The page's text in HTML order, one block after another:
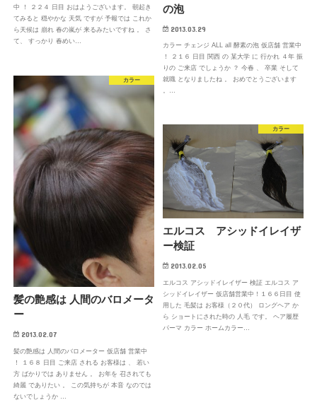
中 ！ ２２４ 日目 おはようございます。 朝起き
てみると 穏やかな 天気 ですが 予報では これか
ら天候は 崩れ 春の嵐が 来るみたいですね 。 さ
て、 すっかり 春めい…
の泡
2013.03.29
カラー チェンジ ALL all 酵素の泡 仮店舗 営業中
！ ２１６ 日目 関西 の 某大学 に 行かれ ４年 振
りの ご来店 でしょうか ？ 今春 、 卒業 そして
就職 となりましたね 。 おめでとうございます
。…
カラー
髪の艶感は 人間のバロメータ
ー
2013.02.07
髪の艶感は 人間のバロメーター 仮店舗 営業中
！ １６８ 日目 ご来店 される お客様は 、 若い
方 ばかりでは ありません 。 お年を 召されても
綺麗 でありたい 。 この気持ちが 本音 なのでは
ないでしょうか …
カラー
エルコス アシッドイレイザ
ー検証
2013.02.05
エルコス アシッドイレイザー 検証 エルコス ア
シッドイレイザー 仮店舗営業中！１６６日目 使
用した 毛髪は お客様（２０代） ロングヘア か
ら ショートにされた時の 人毛 です。 ヘア履歴
パーマ カラー ホームカラー…